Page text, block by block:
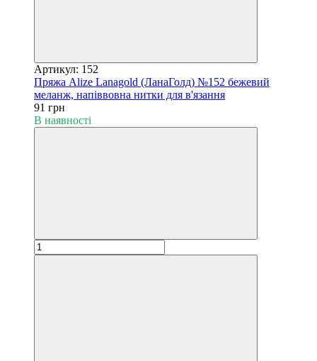
Артикул: 152
Пряжа Alize Lanagold (ЛанаГолд) №152 бежевий
меланж, напіввовна нитки для в'язання
91 грн
В наявності